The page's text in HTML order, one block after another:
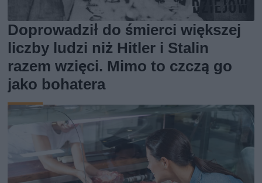
Doprowadził do śmierci większej
liczby ludzi niż Hitler i Stalin
razem wzięci. Mimo to czczą go
jako bohatera